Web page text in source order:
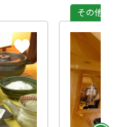
その他